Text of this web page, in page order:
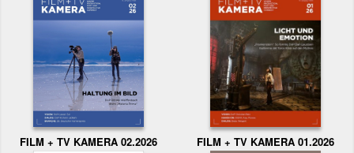
FILM + TV KAMERA 02.2026 FILM + TV KAMERA 01.2026